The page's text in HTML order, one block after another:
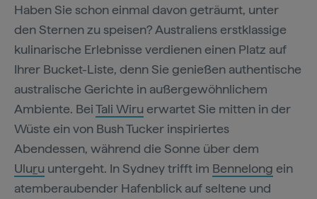
Haben Sie schon einmal davon geträumt, unter
den Sternen zu speisen? Australiens erstklassige
kulinarische Erlebnisse verdienen einen Platz auf
Ihrer Bucket-Liste, denn Sie genießen authentische
australische Gerichte in außergewöhnlichem
Ambiente. BeiTali Wiru erwartet Sie mitten in der
Wüste ein von Bush Tucker inspiriertes
Abendessen, während die Sonne über dem
Uluru untergeht. In Sydney trifft im Bennelong ein
atemberaubender Hafenblick auf seltene und